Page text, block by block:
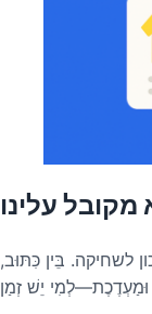
מקובל עלינו
לשחיקה. בֵּין כִּתּוּב,